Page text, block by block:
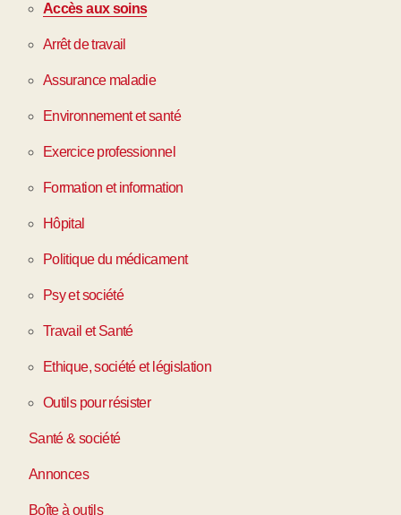
Accès aux soins
Arrêt de travail
Assurance maladie
Environnement et santé
Exercice professionnel
Formation et information
Hôpital
Politique du médicament
Psy et société
Travail et Santé
Ethique, société et législation
Outils pour résister
Santé & société
Annonces
Boîte à outils